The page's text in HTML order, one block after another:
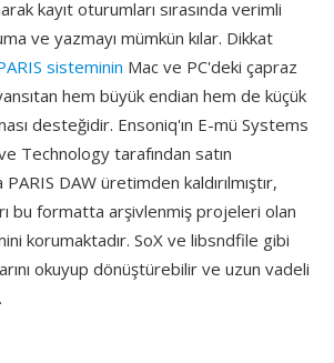
kayıt oturumları sırasında verimli
ve yazmayı mümkün kılar. Dikkat
sisteminin Mac ve PC'deki çapraz
hem büyük endian hem de küçük
desteğidir. Ensoniq'ın E-mü Systems
Technology tarafından satın
PARIS DAW üretimden kaldırılmıştır,
bu formatta arşivlenmiş projeleri olan
korumaktadır. SoX ve libsndfile gibi
okuyup dönüştürebilir ve uzun vadeli